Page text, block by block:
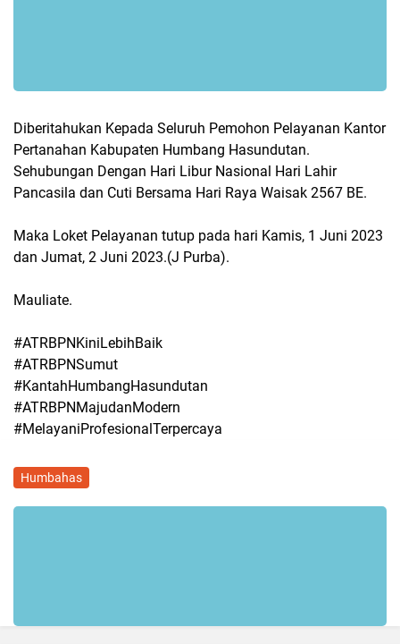
Diberitahukan Kepada Seluruh Pemohon Pelayanan Kantor
Pertanahan Kabupaten Humbang Hasundutan.
Sehubungan Dengan Hari Libur Nasional Hari Lahir
Pancasila dan Cuti Bersama Hari Raya Waisak 2567 BE.
Maka Loket Pelayanan tutup pada hari Kamis, 1 Juni 2023
dan Jumat, 2 Juni 2023.(J Purba).
Mauliate.
#ATRBPNKiniLebihBaik
#ATRBPNSumut
#KantahHumbangHasundutan
#ATRBPNMajudanModern
#MelayaniProfesionalTerpercaya
Humbahas